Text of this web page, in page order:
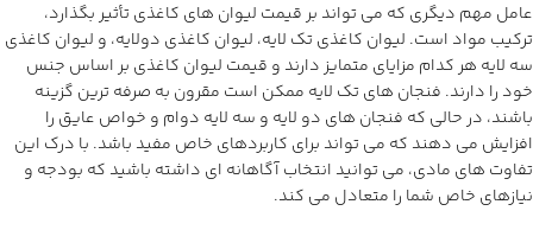
عامل مهم دیگری که می تواند بر قیمت لیوان های کاغذی تأثیر بگذارد،
ترکیب مواد است. لیوان کاغذی تک لایه، لیوان کاغذی دولایه، و لیوان کاغذی
سه لایه هر کدام مزایای متمایز دارند و قیمت لیوان کاغذی بر اساس جنس
خود را دارند. فنجان های تک لایه ممکن است مقرون به صرفه ترین گزینه
باشند، در حالی که فنجان های دو لایه و سه لایه دوام و خواص عایق را
افزایش می دهند که می تواند برای کاربردهای خاص مفید باشد. با درک این
تفاوت های مادی، می توانید انتخاب آگاهانه ای داشته باشید که بودجه و
نیازهای خاص شما را متعادل می کند.